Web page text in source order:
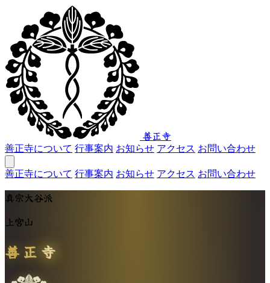
善正寺
善正寺について 行事案内 お知らせ アクセス お問い合わせ
善正寺について 行事案内 お知らせ アクセス お問い合わせ
真宗大谷派
上宮山
善 正 寺